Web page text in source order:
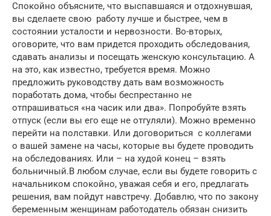
Спокойно объясните, что выспавшаяся и отдохнувшая,
вы сделаете свою работу лучше и быстрее, чем в
состоянии усталости и нервозности. Во-вторых,
оговорите, что вам придется проходить обследования,
сдавать анализы и посещать женскую консультацию. А
на это, как известно, требуется время. Можно
предложить руководству дать вам возможность
поработать дома, чтобы беспрестанно не
отпрашиваться «на часик или два». Попробуйте взять
отпуск (если вы его еще не отгуляли). Можно временно
перейти на полставки. Или договориться с коллегами
о вашей замене на часы, которые вы будете проводить
на обследованиях. Или – на худой конец – взять
больничный.В любом случае, если вы будете говорить с
начальником спокойно, уважая себя и его, предлагать
решения, вам пойдут навстречу. Добавлю, что по закону
беременным женщинам работодатель обязан снизить